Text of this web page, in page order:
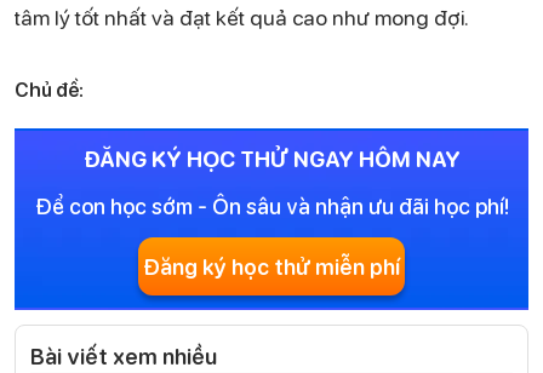
tâm lý tốt nhất và đạt kết quả cao như mong đợi.
Chủ đề:
ĐĂNG KÝ HỌC THỬ NGAY HÔM NAY
Để con học sớm - Ôn sâu và nhận ưu đãi học phí!
Đăng ký học thử miễn phí
Bài viết xem nhiều